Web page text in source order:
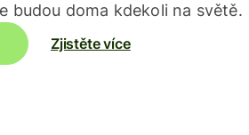
budou doma kdekoli na světě.
Zjistěte více